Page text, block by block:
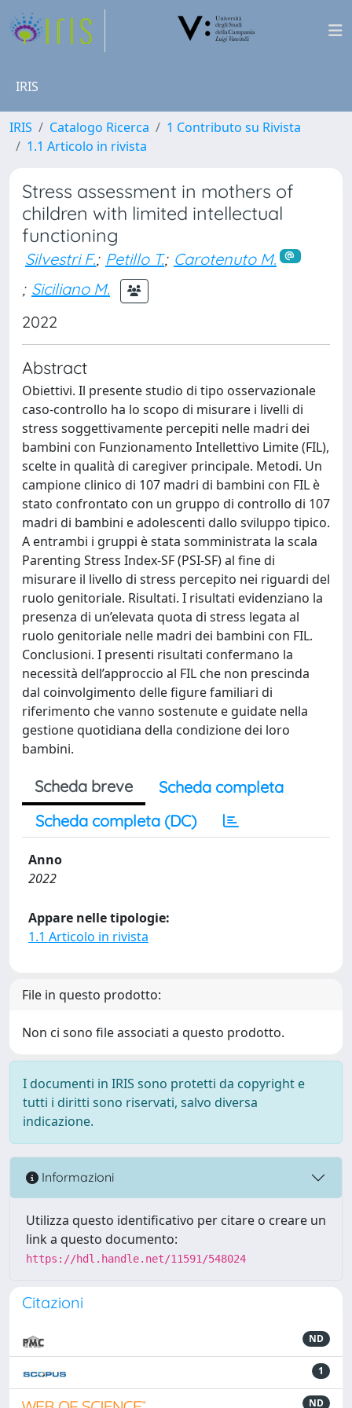
IRIS
IRIS Catalogo Ricerca
1 Contributo su Rivista
1.1 Articolo in rivista
Stress assessment in mothers of
children with limited intellectual
functioning
Silvestri F.; Petillo T.; Carotenuto M.
; Siciliano M.
2022
Abstract
Obiettivi. Il presente studio di tipo osservazionale
caso-controllo ha lo scopo di misurare i livelli di
stress soggettivamente percepiti nelle madri dei
bambini con Funzionamento Intellettivo Limite (FIL),
scelte in qualità di caregiver principale. Metodi. Un
campione clinico di 107 madri di bambini con FIL è
stato confrontato con un gruppo di controllo di 107
madri di bambini e adolescenti dallo sviluppo tipico.
A entrambi i gruppi è stata somministrata la scala
Parenting Stress Index-SF (PSI-SF) al fine di
misurare il livello di stress percepito nei riguardi del
ruolo genitoriale. Risultati. I risultati evidenziano la
presenza di un’elevata quota di stress legata al
ruolo genitoriale nelle madri dei bambini con FIL.
Conclusioni. I presenti risultati confermano la
necessità dell’approccio al FIL che non prescinda
dal coinvolgimento delle figure familiari di
riferimento che vanno sostenute e guidate nella
gestione quotidiana della condizione dei loro
bambini.
Scheda breve
Scheda completa
Scheda completa (DC)
Anno
2022
Appare nelle tipologie:
1.1 Articolo in rivista
File in questo prodotto:
Non ci sono file associati a questo prodotto.
I documenti in IRIS sono protetti da copyright e
tutti i diritti sono riservati, salvo diversa
indicazione.
Informazioni
Utilizza questo identificativo per citare o creare un
link a questo documento:
https://hdl.handle.net/11591/548024
Citazioni
ND
1
ND